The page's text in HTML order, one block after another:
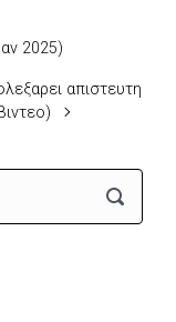
2025)
απιστευτη